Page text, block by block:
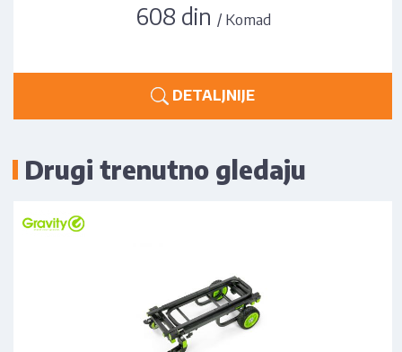
608 din / Komad
DETALJNIJE
Drugi trenutno gledaju